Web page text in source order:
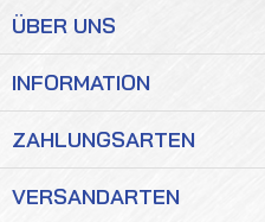
ÜBER UNS
INFORMATION
ZAHLUNGSARTEN
VERSANDARTEN